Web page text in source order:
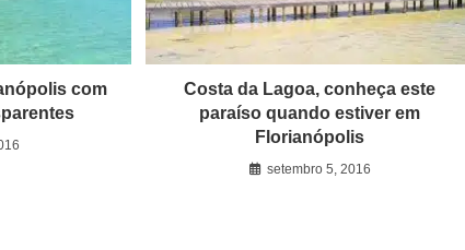
com
Costa da Lagoa, conheça este
paraíso quando estiver em
Florianópolis
setembro 5, 2016